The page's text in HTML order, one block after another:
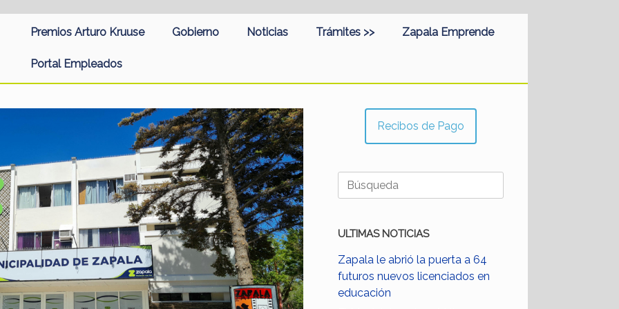
Premios Arturo Kruuse Gobierno Noticias Trámites >> Zapala Emprende
Portal Empleados
Recibos de Pago
Buscar:
ULTIMAS NOTICIAS
Zapala le abrió la puerta a 64
futuros nuevos licenciados en
educación